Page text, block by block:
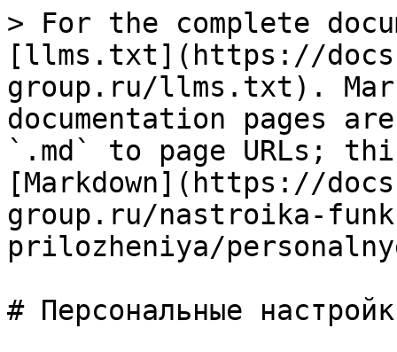
> For the complete
[llms.txt](https://
group.ru/llms.txt).
documentation pages
`.md` to page URLs;
[Markdown](https://
group.ru/nastroika-
prilozheniya/
# Персональные